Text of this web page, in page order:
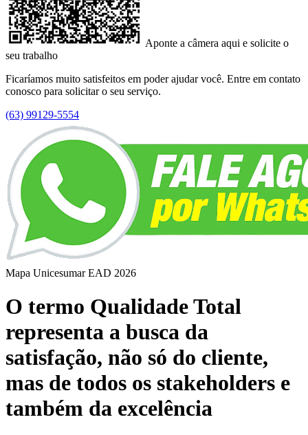
Aponte a câmera aqui e solicite o
seu trabalho
Ficaríamos muito satisfeitos em poder ajudar você. Entre em contato
conosco para solicitar o seu serviço.
(63) 99129-5554
Mapa Unicesumar EAD 2026
O termo Qualidade Total
representa a busca da
satisfação, não só do cliente,
mas de todos os stakeholders e
também da excelência